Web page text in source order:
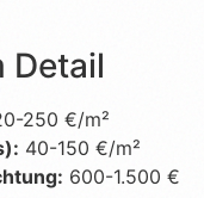
Detail
250 €/m²
40-150 €/m²
600-1.500 €